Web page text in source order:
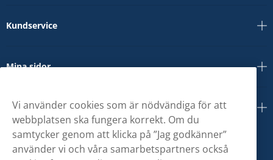
Kundservice
Mina sidor
Om oss
Vi använder cookies som är nödvändiga för att
webbplatsen ska fungera korrekt. Om du
samtycker genom att klicka på ”Jag godkänner”
använder vi och våra samarbetspartners också